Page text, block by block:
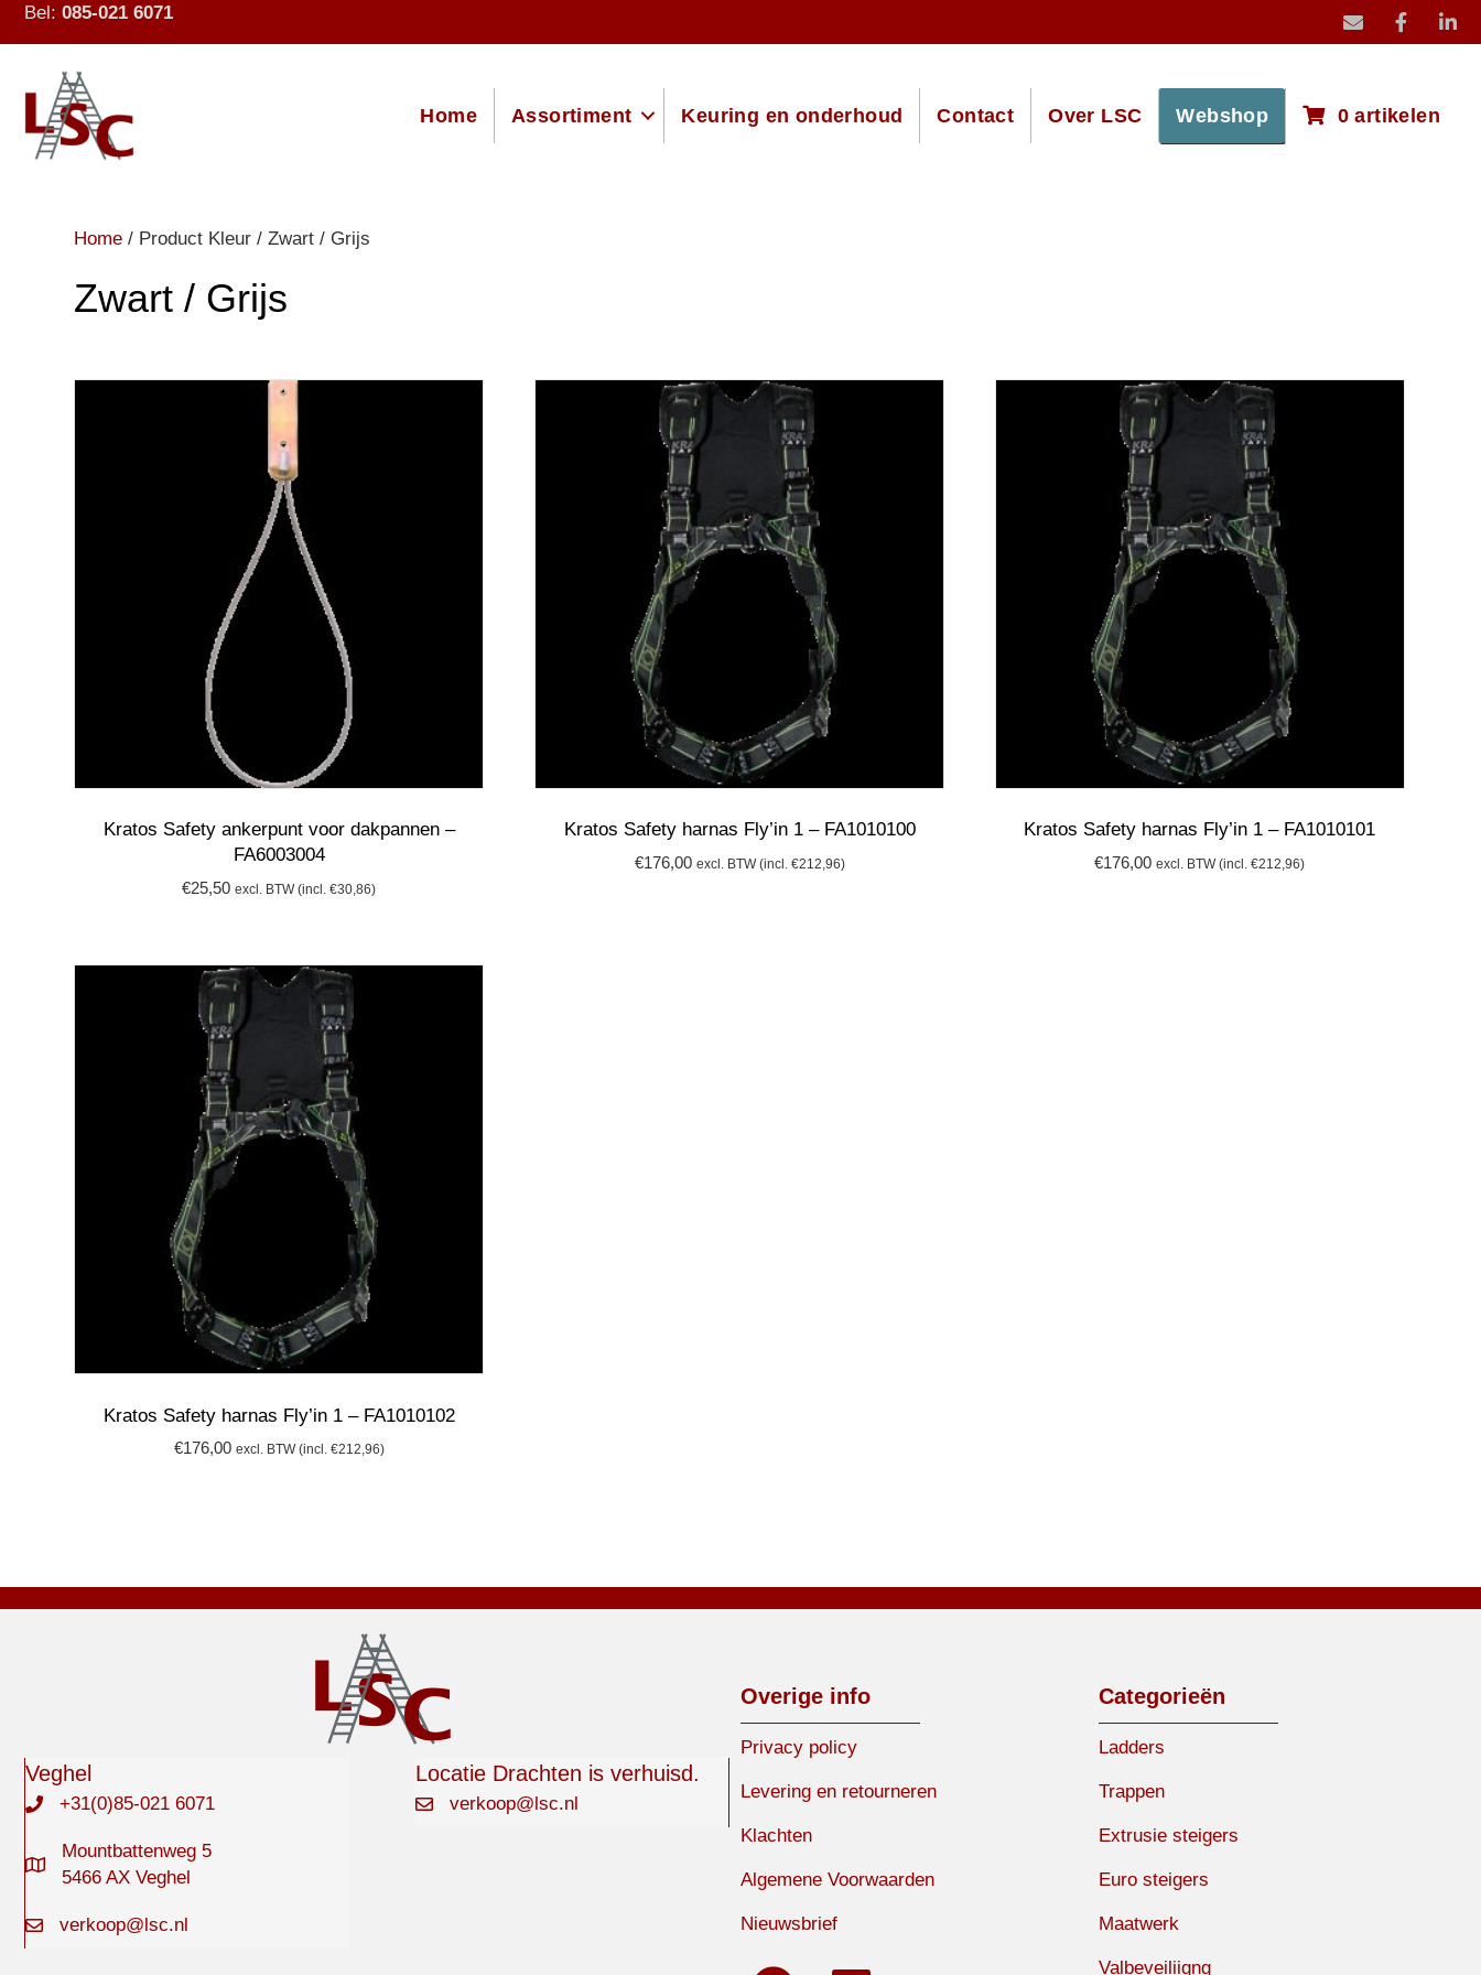
Bel: 085-021 6071
mail icoon stuur
Home Assortiment Keuring en onderhoud Contact Over LSC Webshop 0 artikelen
Home / Product Kleur / Zwart / Grijs
Zwart / Grijs
Kratos Safety ankerpunt voor dakpannen –
FA6003004
€25,50 excl. BTW (incl.€30,86)
Kratos Safety harnas Fly’in 1 – FA1010100
€176,00 excl. BTW (incl. €212,96)
Kratos Safety harnas Fly’in 1 – FA1010101
€176,00 excl. BTW (incl.€212,96)
Kratos Safety harnas Fly’in 1 – FA1010102
€176,00 excl. BTW (incl. €212,96)
Veghel
+31(0)85-021 6071
Mountbattenweg 5
5466 AX Veghel
verkoop@lsc.nl
Locatie Drachten is verhuisd.
verkoop@lsc.nl
Overige info
Privacy policy
Levering en retourneren
Klachten
Algemene Voorwaarden
Nieuwsbrief
Categorieën
Ladders
Trappen
Extrusie steigers
Euro steigers
Maatwerk
Valbeveiliigng